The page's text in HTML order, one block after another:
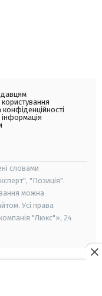
конфіденційності
інформація
словами
"Позиція".
можна
Усі права
"Люкс"», 24